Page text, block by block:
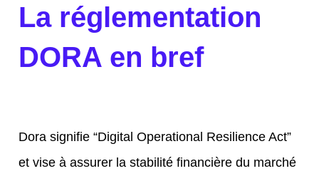
La réglementation
DORA en bref
Dora signifie “Digital Operational Resilience Act”
et vise à assurer la stabilité financière du marché